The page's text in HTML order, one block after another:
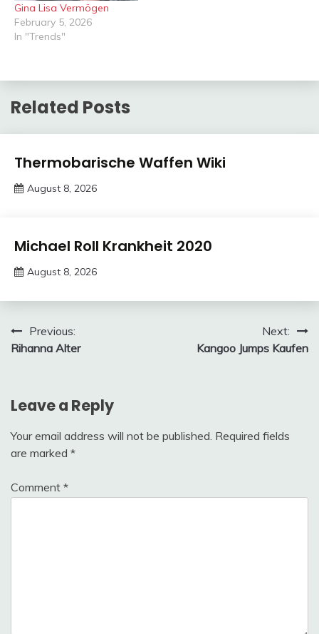
Gina Lisa Vermögen
February 5, 2026
In "Trends"
Related Posts
Trends
Thermobarische Waffen Wiki
August 8, 2026
Trends
Michael Roll Krankheit 2020
August 8, 2026
Post
navigation
Previous:
Rihanna Alter
Next:
Kangoo Jumps Kaufen
Leave a Reply
Your email address will not be published. Required fields
are marked *
Comment *